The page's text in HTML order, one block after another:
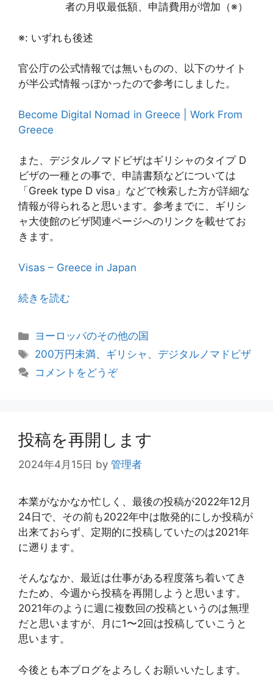
者の月収最低額、申請費用が増加（※）
※: いずれも後述
官公庁の公式情報では無いものの、以下のサイト
が半公式情報っぽかったので参考にしました。
Become Digital Nomad in Greece | Work From
Greece
また、デジタルノマドビザはギリシャのタイプ D
ビザの一種との事で、申請書類などについては
「Greek type D visa」などで検索した方が詳細な
情報が得られると思います。参考までに、ギリシ
ャ大使館のビザ関連ページへのリンクを載せてお
きます。
Visas – Greece in Japan
続きを読む
カ
テ
リ
ヨーロッパのその他の国
タ
グ
200万円未満、 ギリシャ 、 デジタルノマドビザ
コメントをどうぞ
投稿を再開します
2024年4月15日 by 管理者
本業がなかなか忙しく、最後の投稿が2022年12月
24日で、その前も2022年中は散発的にしか投稿が
出来ておらず、定期的に投稿していたのは2021年
に遡ります。
そんななか、最近は仕事がある程度落ち着いてき
たため、今週から投稿を再開しようと思います。
2021年のように週に複数回の投稿というのは無理
だと思いますが、月に1〜2回は投稿していこうと
思います。
今後とも本ブログをよろしくお願いいたします。